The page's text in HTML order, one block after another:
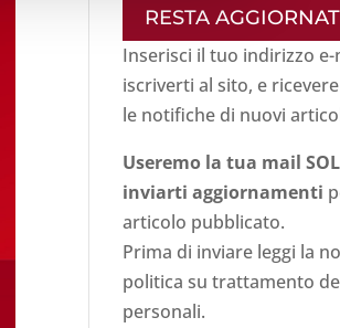
RESTA
Inserisci il tuo indirizzo
iscriverti al sito, e
le notifiche di nuovi
Useremo la tua mail
inviarti aggiornamenti
articolo pubblicato.
Prima di inviare leggi la
politica su trattamento
personali.